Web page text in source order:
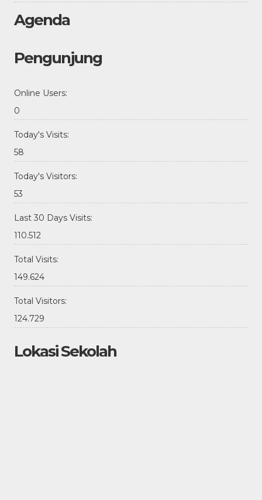
Agenda
Pengunjung
Online Users:
0
Today's Visits:
58
Today's Visitors:
53
Last 30 Days Visits:
110.512
Total Visits:
149.624
Total Visitors:
124.729
Lokasi Sekolah